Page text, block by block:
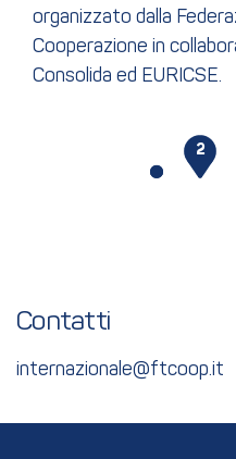
organizzato dalla
Cooperazione in
Consolida ed EURICSE.
2
Contatti
internazionale@ftcoop.it